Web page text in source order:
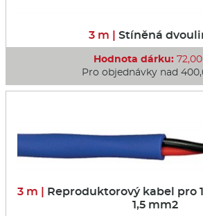
3 m | Stíněná
Hodnota dárku:
Pro objednávky nad
3 m | Reproduktorový kabel pro
1,5 mm2